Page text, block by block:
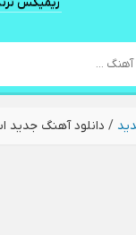
/ دانلود آهنگ جدید